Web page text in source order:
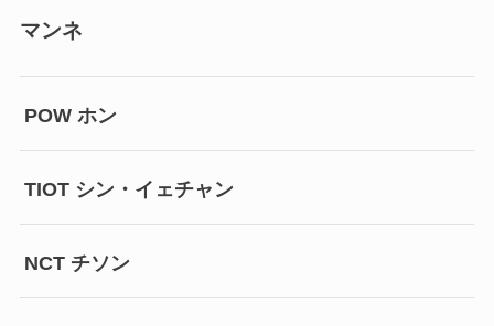
マンネ
POW ホン
TIOT シン・イェチャン
NCT チソン